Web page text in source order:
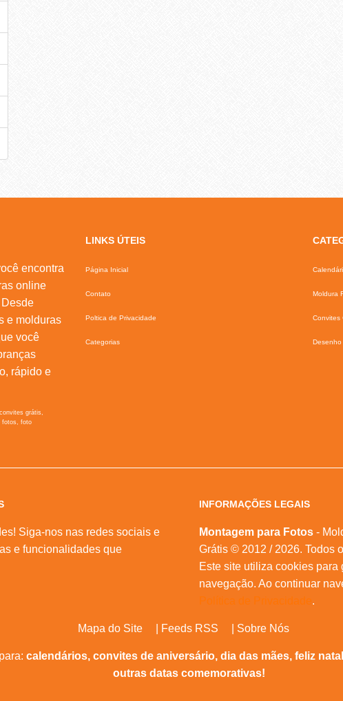
encontra
online
e molduras
você
rápido e
grátis,
fotos, foto
LINKS ÚTEIS
Página Inicial
Contato
Poltica de Privacidade
Categorias
Moldura
Convites
Desenho
Siga-nos nas redes sociais e
e funcionalidades que
INFORMAÇÕES LEGAIS
Montagem para Fotos -
Grátis © 2012 / 2026. Todos
Este site utiliza cookies
navegação. Ao continuar
Política de Privacidade.
Mapa do Site Feeds RSS Sobre Nós
calendários, convites de aniversário, dia das mães, feliz
outras datas comemorativas!